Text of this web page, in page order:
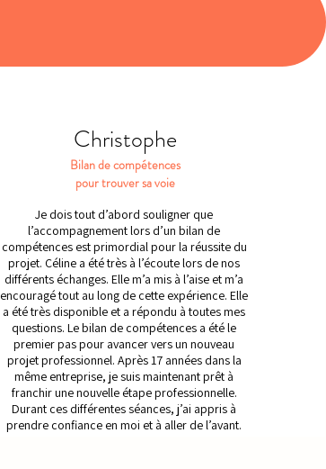
Christophe
Bilan de compétences
pour trouver sa voie
Je dois tout d’abord souligner que
l’accompagnement lors d’un bilan de
compétences est primordial pour la réussite du
projet. Céline a été très à l’écoute lors de nos
différents échanges. Elle m’a mis à l’aise et m’a
encouragé tout au long de cette expérience. Elle
a été très disponible et a répondu à toutes mes
questions. Le bilan de compétences a été le
premier pas pour avancer vers un nouveau
projet professionnel. Après 17 années dans la
même entreprise, je suis maintenant prêt à
franchir une nouvelle étape professionnelle.
Durant ces différentes séances, j’ai appris à
prendre confiance en moi et à aller de l’avant.